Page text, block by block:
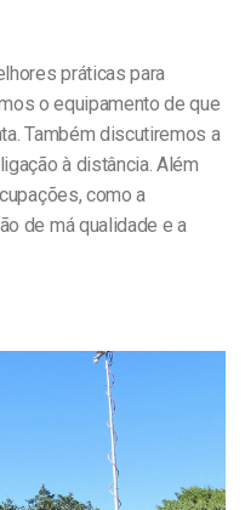
práticas para
o equipamento de que
Também discutiremos a
à distância. Além
como a
de má qualidade e a